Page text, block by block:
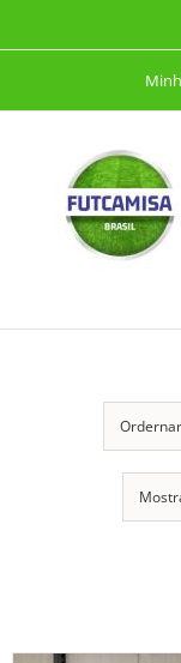
para
conteúdo